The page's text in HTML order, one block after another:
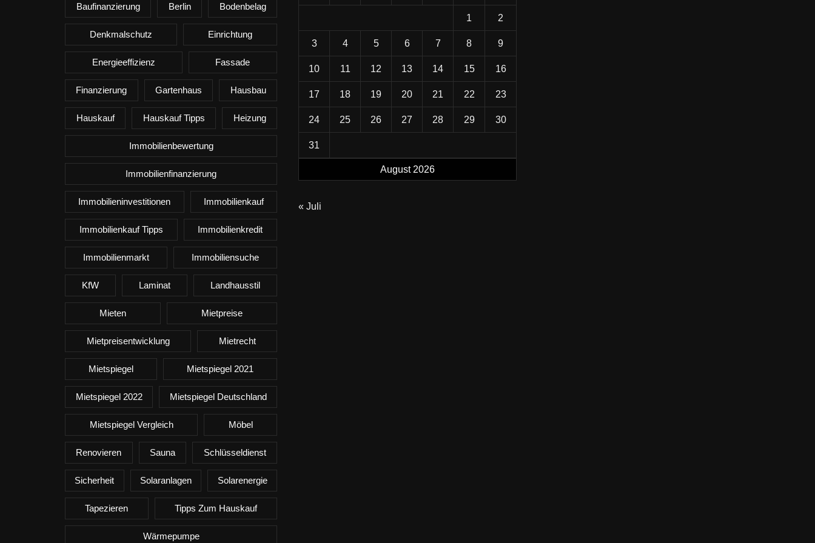
Baufinanzierung Berlin Bodenbelag
Denkmalschutz Einrichtung
Energieeffizienz Fassade
Finanzierung Gartenhaus Hausbau
Hauskauf Hauskauf Tipps Heizung
Immobilienbewertung
Immobilienfinanzierung
Immobilieninvestitionen Immobilienkauf
Immobilienkauf Tipps Immobilienkredit
Immobilienmarkt Immobiliensuche
KfW Laminat Landhausstil
Mieten Mietpreise
Mietpreisentwicklung Mietrecht
Mietspiegel Mietspiegel 2021
Mietspiegel 2022 Mietspiegel Deutschland
Mietspiegel Vergleich Möbel
Renovieren Sauna Schlüsseldienst
Sicherheit Solaranlagen Solarenergie
Tapezieren Tipps Zum Hauskauf
Wärmepumpe
August 2026
1 2
3 4 5 6 7 8 9
10 11 12 13 14 15 16
17 18 19 20 21 22 23
24 25 26 27 28 29 30
31
« Juli